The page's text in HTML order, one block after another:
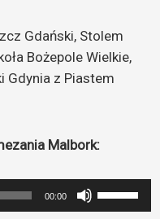
Gdański, Stolem
Bożepole Wielkie,
Gdynia z Piastem
Malbork:
00:00
strzałek